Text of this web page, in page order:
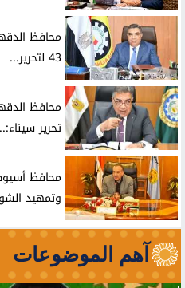
محافظ
43 لتحرير...
محافظ
تحرير
محافظ
وتمهيد
آهم الموضوعات